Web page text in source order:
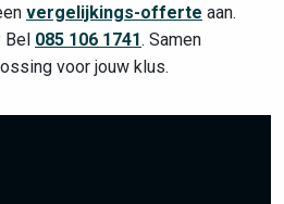
vergelijkings-offerte aan.
Bel 085 106 1741. Samen
voor jouw klus.